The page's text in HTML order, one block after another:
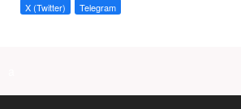
X (Twitter) Telegram